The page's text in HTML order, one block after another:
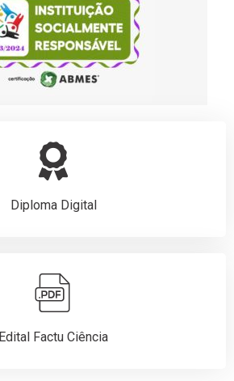
Diploma Digital
Edital Factu Ciência